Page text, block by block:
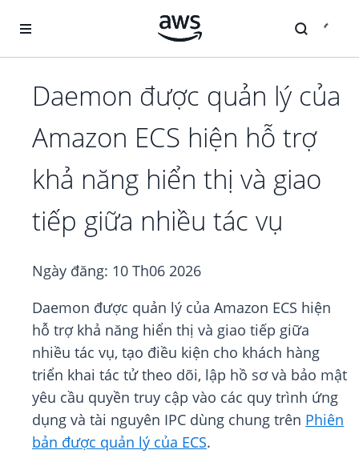
Daemon được quản lý của
Amazon ECS hiện hỗ trợ
khả năng hiển thị và giao
tiếp giữa nhiều tác vụ
Ngày đăng: 10 Th06 2026
Daemon được quản lý của Amazon ECS hiện
hỗ trợ khả năng hiển thị và giao tiếp giữa
nhiều tác vụ, tạo điều kiện cho khách hàng
triển khai tác tử theo dõi, lập hồ sơ và bảo mật
yêu cầu quyền truy cập vào các quy trình ứng
dụng và tài nguyên IPC dùng chung trên Phiên
bản được quản lý của ECS.